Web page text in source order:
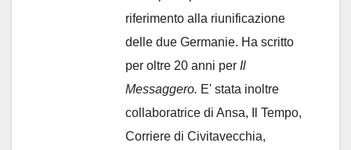
riferimento alla riunificazione
delle due Germanie. Ha scritto
per oltre 20 anni per Il
Messaggero. E' stata inoltre
collaboratrice di Ansa, Il Tempo,
Corriere di Civitavecchia,